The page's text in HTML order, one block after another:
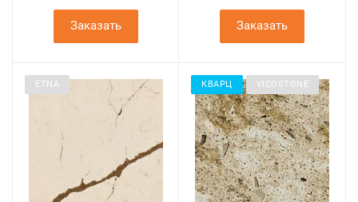
Заказать Заказать
ETNA КВАРЦ VICOSTONE